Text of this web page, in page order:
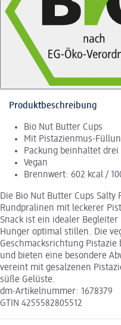
Produktbeschreibung
Bio Nut Butter Cups
Mit Pistazienmus-
Packung beinhaltet
Vegan
Brennwert: 602 kcal /
Die Bio Nut Butter Cups Salty
Rundpralinen mit leckerer
Snack ist ein idealer
Hunger optimal stillen. Die
Geschmacksrichtung
und bieten eine besondere
vereint mit gesalzenen
süße Gelüste.
dm-Artikelnummer: 1678379
GTIN 4255582805512